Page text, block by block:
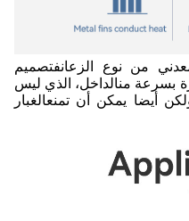
من نوع الزعانفتصميم
بسرعة منالداخل، الذي ليس
أيضا يمكن أن تمنعالغبار